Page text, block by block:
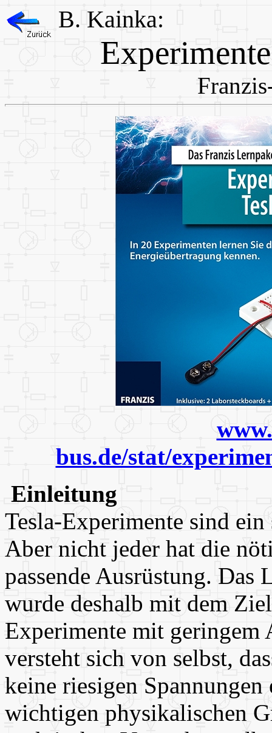
B. Kainka:
bus.de/stat/
Einleitung
Tesla-Experimente sind
Aber nicht jeder hat die
passende Ausrüstung. Das
wurde deshalb mit dem
Experimente mit geringem
versteht sich von selbst,
keine riesigen
wichtigen physikalischen